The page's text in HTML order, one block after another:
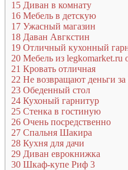
15 Диван в комнату
16 Мебель в детскую
17 Ужасный магазин
18 Даван Авгкстин
19 Отличный кухонный
20 Мебель из legkomarket.ru
21 Кровать отличная
22 Не возвращают деньги
23 Обеденный стол
24 Кухоный гарнитур
25 Стенка в гостиную
26 Очень посредственно
27 Спальня Шакира
28 Кухня для дачи
29 Диван еврокнижка
30 Шкаф-купе Риф 3